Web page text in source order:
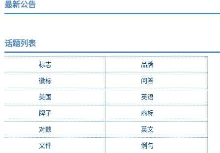
最新公告
话题列表
标志 品牌(7684)
徽标 问答(4756)
美国 英语(2362)
牌子 商标(2139)
对数 英文(2103)
文件 例句